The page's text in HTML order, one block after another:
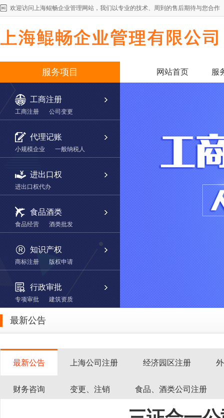
欢迎访问上海鲲畅企业管理网站，我们以专业的技术、周到的售后期待与您合作
服务项目 网站首页 服
工商注册
工商注册 公司变更
代理记账
小规模企业 一般纳税人
进出口权
进出口权代办
食品酒类
食品经营 酒类批发
知识产权
商标注册 版权申请
行政审批
专项审批 建筑资质
最新公告
最新公告 上海公司注册 经济园区注册
财务咨询 变更、注销 食品、酒类公司注册